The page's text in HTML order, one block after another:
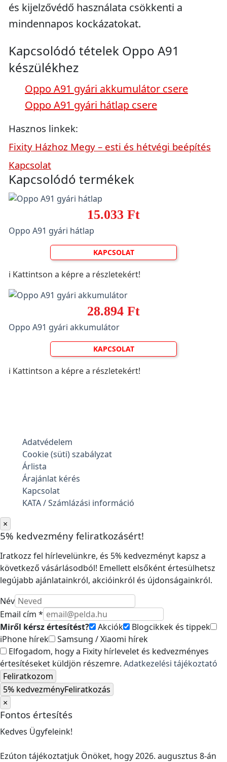
és kijelzővédő használata csökkenti a
mindennapos kockázatokat.
Kapcsolódó tételek Oppo A91
készülékhez
Oppo A91 gyári akkumulátor csere
Oppo A91 gyári hátlap csere
Hasznos linkek:
Fixity Házhoz Megy – esti és hétvégi beépítés
Kapcsolat
Kapcsolódó termékek
15.033 Ft
Oppo A91 gyári hátlap
KAPCSOLAT
ℹ️ Kattintson a képre a részletekért!
28.894 Ft
Oppo A91 gyári akkumulátor
KAPCSOLAT
ℹ️ Kattintson a képre a részletekért!
Adatvédelem
Cookie (süti) szabályzat
Árlista
Árajánlat kérés
Kapcsolat
KATA / Számlázási információ
×
5% kedvezmény feliratkozásért!
Iratkozz fel hírlevelünkre, és 5% kedvezményt kapsz a
következő vásárlásodból! Emellett elsőként értesülhetsz
legújabb ajánlatainkról, akcióinkról és újdonságainkról.
Név
Email cím *
Miről kérsz értesítést?
Akciók
Blogcikkek és tippek
iPhone hírek
Samsung / Xiaomi hírek
Elfogadom, hogy a Fixity hírlevelet és kedvezményes
értesítéseket küldjön részemre. Adatkezelési tájékoztató
Feliratkozom
5% kedvezményFeliratkozás
×
Fontos értesítés
Kedves Ügyfeleink!
Ezúton tájékoztatjuk Önöket, hogy 2026. augusztus 8-án